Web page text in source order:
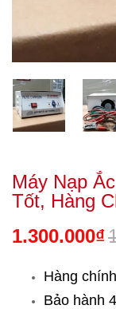
Máy Nạp
Tốt, Hàng
1.300.000₫
Hàng
Bảo hành